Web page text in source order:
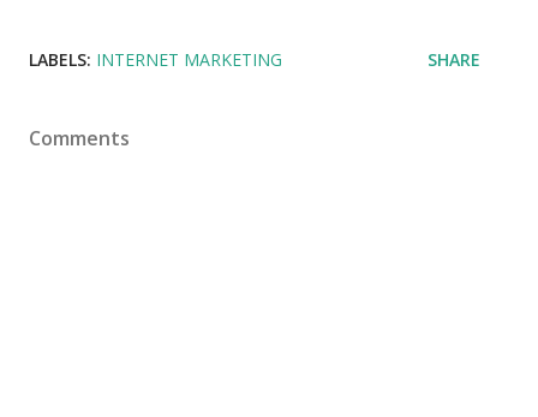
LABELS: INTERNET MARKETING SHARE
Comments